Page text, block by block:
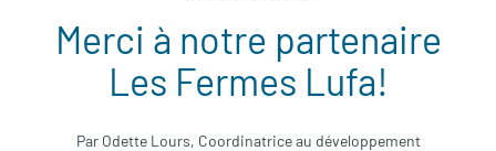
Merci à notre partenaire
Les Fermes Lufa!
Par Odette Lours, Coordinatrice au développement